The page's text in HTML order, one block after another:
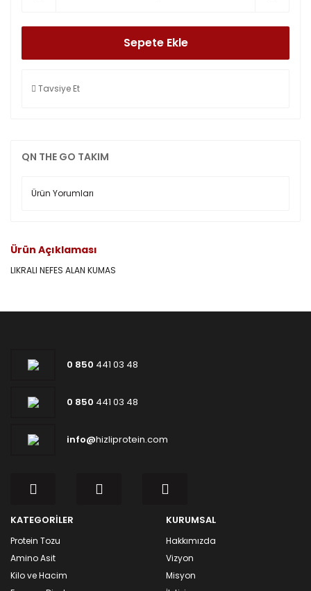
QN THE GO TAKIM
Ürün Yorumları
Sepete Ekle
Tavsiye Et
Ürün Açıklaması
LIKRALI NEFES ALAN KUMAS
0 850 441 03 48
0 850 441 03 48
info@hizliprotein.com
KATEGORİLER
Protein Tozu
Amino Asit
Kilo ve Hacim
KURUMSAL
Hakkımızda
Vizyon
Misyon